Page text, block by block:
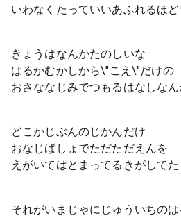
いわなくたっていいあふれるほ
きょうはなんかたのしいな
はるかむかしから\"こえ\"だけの
おさななじみでつもるはなしなん
どこかじぶんのじかんだけ
おなじばしょでただただえんを
えがいてはとまってるきがしてた
それがいまじゃにじゅういちのは